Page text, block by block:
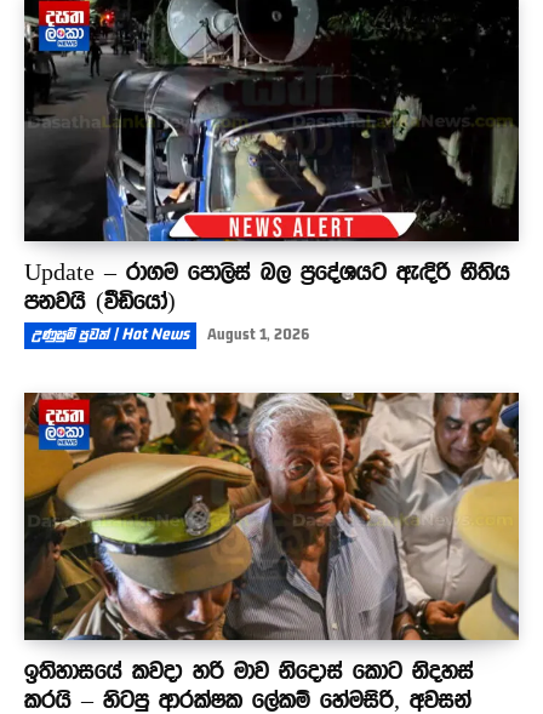
Update – රාගම පොලිස් බල ප්‍රදේශයට ඇඳිරි නීතිය
පනවයි (වීඩියෝ)
උණුසුම් පුවත් | Hot News August 1, 2026
ඉතිහාසයේ කවදා හරි මාව නිදොස් කොට නිදහස්
කරයි – හිටපු ආරක්ෂක ලේකම් හේමසිරි, අවසන්